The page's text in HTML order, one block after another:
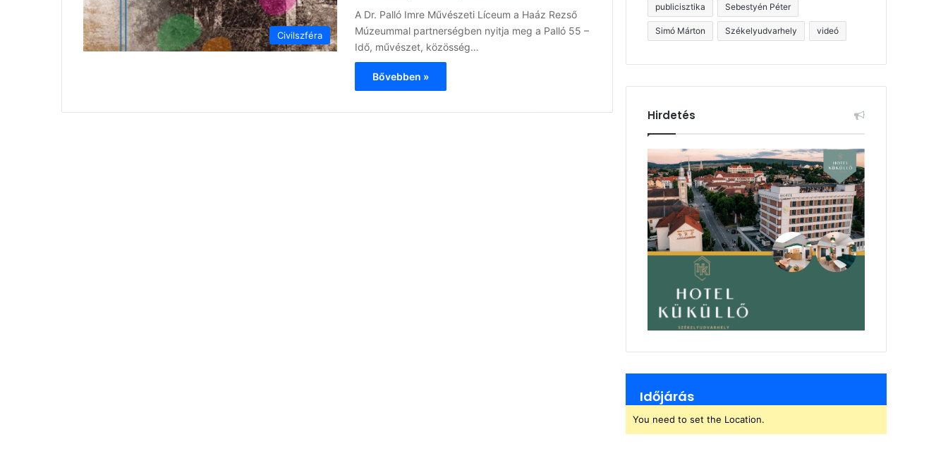
Civilszféra
A Dr. Palló Imre Művészeti Líceum a Haáz Rezső
Múzeummal partnerségben nyitja meg a Palló 55 –
Idő, művészet, közösség…
Bővebben »
publicisztika Sebestyén Péter
Simó Márton Székelyudvarhely videó
Hirdetés
Időjárás
You need to set the Location.